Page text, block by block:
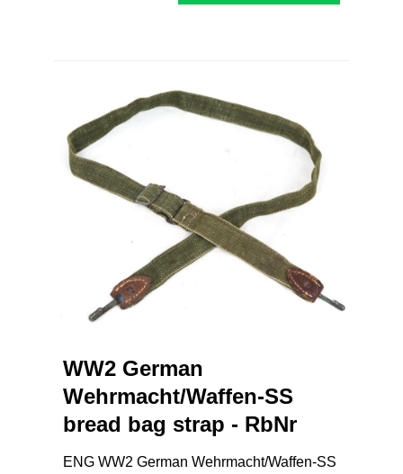
WW2 German
Wehrmacht/Waffen-SS
bread bag strap - RbNr
ENG WW2 German Wehrmacht/Waffen-SS